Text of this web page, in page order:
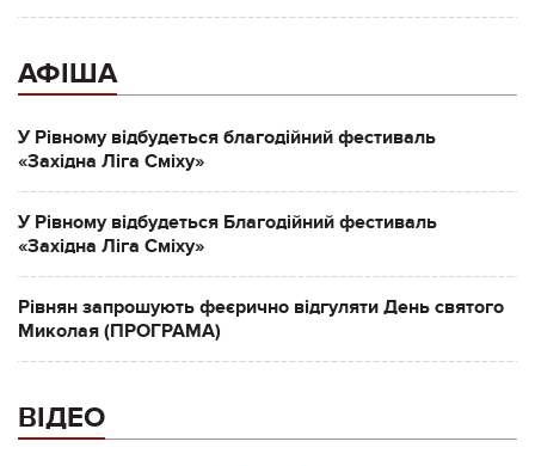
АФІША
У Рівному відбудеться благодійний фестиваль
«Західна Ліга Сміху»
У Рівному відбудеться Благодійний фестиваль
«Західна Ліга Сміху»
Рівнян запрошують феєрично відгуляти День святого
Миколая (ПРОГРАМА)
ВІДЕО